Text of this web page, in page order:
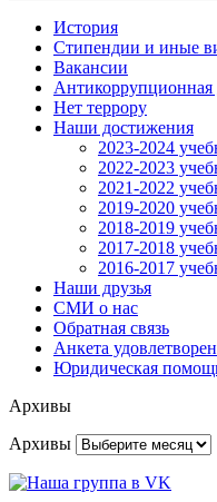
История
Стипендии и иные
Вакансии
Антикоррупционная
Нет террору
Наши достижения
2023-2024
2022-2023
2021-2022
2019-2020
2018-2019
2017-2018
2016-2017
Наши друзья
СМИ о нас
Обратная связь
Анкета
Юридическая
Архивы
Архивы